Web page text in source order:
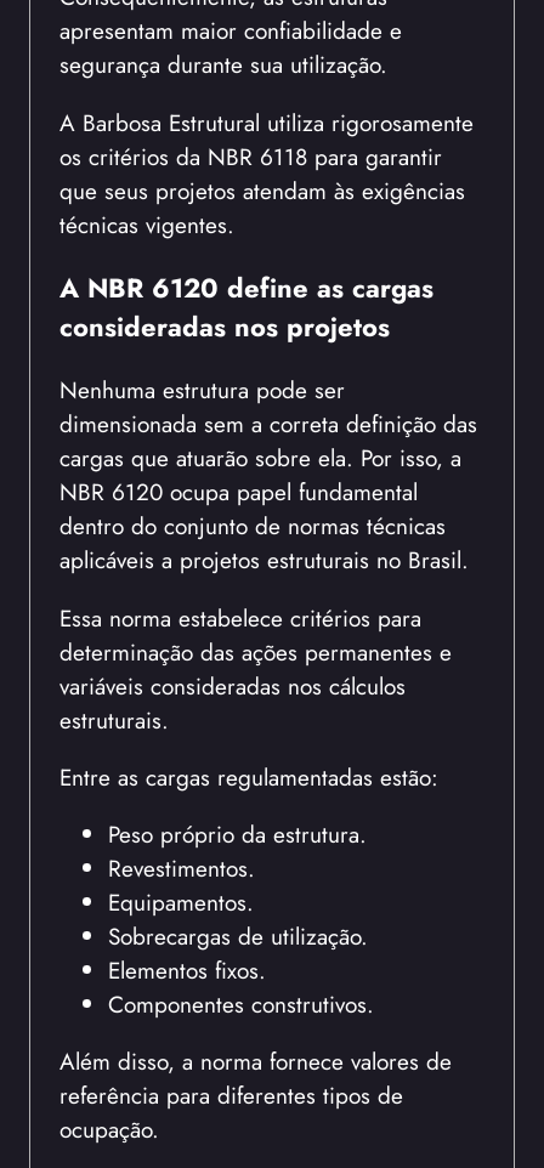
apresentam maior confiabilidade e
segurança durante sua utilização.
A Barbosa Estrutural utiliza rigorosamente
os critérios da NBR 6118 para garantir
que seus projetos atendam às exigências
técnicas vigentes.
A NBR 6120 define as cargas
consideradas nos projetos
Nenhuma estrutura pode ser
dimensionada sem a correta definição das
cargas que atuarão sobre ela. Por isso, a
NBR 6120 ocupa papel fundamental
dentro do conjunto de normas técnicas
aplicáveis a projetos estruturais no Brasil.
Essa norma estabelece critérios para
determinação das ações permanentes e
variáveis consideradas nos cálculos
estruturais.
Entre as cargas regulamentadas estão:
Peso próprio da estrutura.
Revestimentos.
Equipamentos.
Sobrecargas de utilização.
Elementos fixos.
Componentes construtivos.
Além disso, a norma fornece valores de
referência para diferentes tipos de
ocupação.